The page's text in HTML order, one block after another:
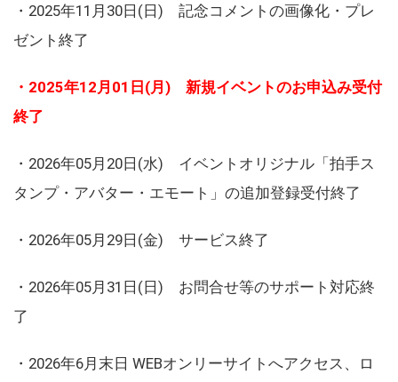
・2025年11月30日(日) 記念コメントの画像化・プレ
ゼント終了
・2025年12月01日(月) 新規イベントのお申込み受付
終了
・2026年05月20日(水) イベントオリジナル「拍手ス
タンプ・アバター・エモート」の追加登録受付終了
・2026年05月29日(金) サービス終了
・2026年05月31日(日) お問合せ等のサポート対応終
了
・2026年6月末日 WEBオンリーサイトへアクセス、ロ